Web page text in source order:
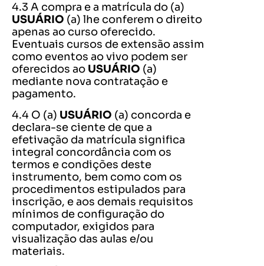
4.3 A compra e a matrícula do (a)
USUÁRIO (a) lhe conferem o direito
apenas ao curso oferecido.
Eventuais cursos de extensão assim
como eventos ao vivo podem ser
oferecidos ao USUÁRIO (a)
mediante nova contratação e
pagamento.
4.4 O (a) USUÁRIO (a) concorda e
declara-se ciente de que a
efetivação da matrícula significa
integral concordância com os
termos e condições deste
instrumento, bem como com os
procedimentos estipulados para
inscrição, e aos demais requisitos
mínimos de configuração do
computador, exigidos para
visualização das aulas e/ou
materiais.